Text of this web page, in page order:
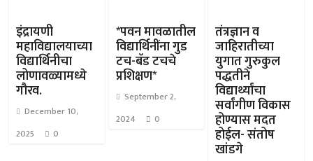
इंद्रायणी
महाविद्यालयाच्या
विद्यार्थिनीचा
लोणावळ्यामध्ये
गौरव.
December 10,
2025
0
*पवन मावळातील
विद्यार्थिनींना गुड
टच-बॅड टचचे
प्रशिक्षण*
September 2,
2024
0
तंत्रज्ञान व
जाहिरातीच्या
युगात गुरुकुल
पद्धतीने
विद्यार्थ्यांचा
सर्वांगीण विकास
होण्यास मदत
होईल- संतोष
खांडगे